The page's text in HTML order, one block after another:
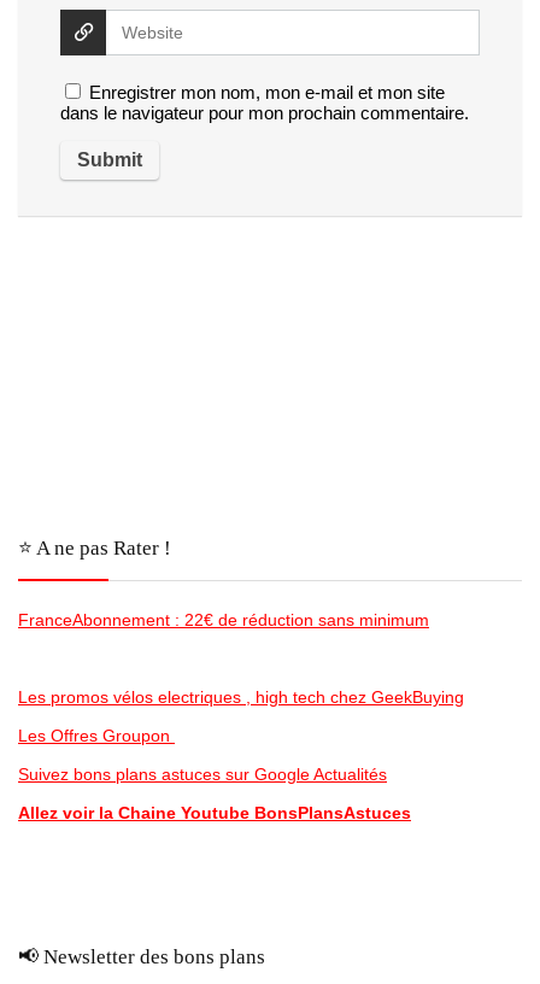
Enregistrer mon nom, mon e-mail et mon site
dans le navigateur pour mon prochain commentaire.
⭐️ A ne pas Rater !
FranceAbonnement : 22€ de réduction sans minimum
Les promos vélos electriques , high tech chez GeekBuying
Les Offres Groupon
Suivez bons plans astuces sur Google Actualités
Allez voir la Chaine Youtube BonsPlansAstuces
📢 Newsletter des bons plans